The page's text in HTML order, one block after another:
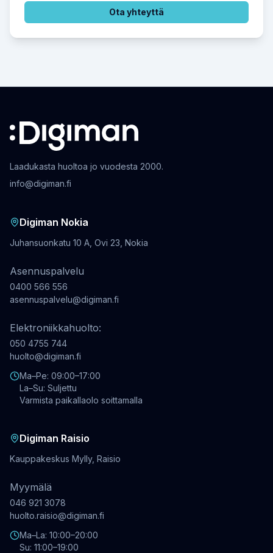
Ota yhteyttä
Laadukasta huoltoa jo vuodesta 2000.
info@digiman.fi
Digiman Nokia
Juhansuonkatu 10 A, Ovi 23, Nokia
Asennuspalvelu
0400 566 556
asennuspalvelu@digiman.fi
Elektroniikkahuolto:
050 4755 744
huolto@digiman.fi
Ma–Pe: 09:00–17:00
La–Su: Suljettu
Varmista paikallaolo soittamalla
Digiman Raisio
Kauppakeskus Mylly, Raisio
Myymälä
046 921 3078
huolto.raisio@digiman.fi
Ma–La: 10:00–20:00
Su: 11:00–19:00